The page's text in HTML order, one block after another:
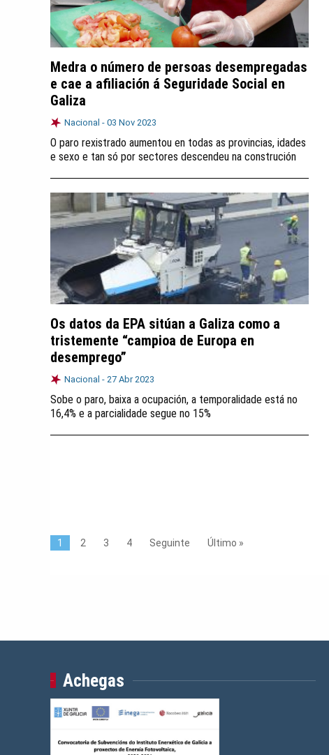
Medra o número de persoas desempregadas
e cae a afiliación á Seguridade Social en
Galiza
Nacional - 03 Nov 2023
O paro rexistrado aumentou en todas as provincias, idades
e sexo e tan só por sectores descendeu na construción
Os datos da EPA sitúan a Galiza como a
tristemente “campioa de Europa en
desemprego”
Nacional - 27 Abr 2023
Sobe o paro, baixa a ocupación, a temporalidade está no
16,4% e a parcialidade segue no 15%
1 2 3 4 Seguinte Último »
Achegas